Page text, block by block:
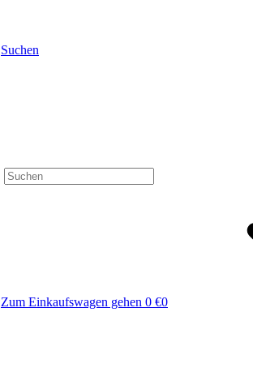
Suchen
Zum Einkaufswagen gehen 0 €0